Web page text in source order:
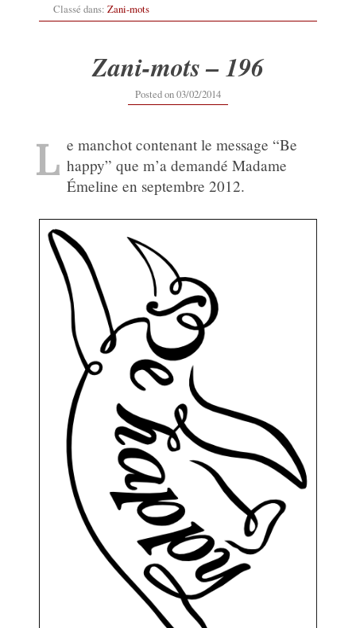
Classé dans: Zani-mots
Zani-mots – 196
Posted on03/02/201412/09/2019
L e manchot contenant le message “Be
happy” que m’a demandé Madame
Émeline en septembre 2012.